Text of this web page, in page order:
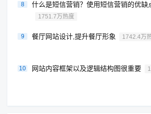
8 什么是短信营销？使用短信营销的优缺
1751.7万热度
9 餐厅网站设计,提升餐厅形象 1742.4万
10 网站内容框架以及逻辑结构图很重要